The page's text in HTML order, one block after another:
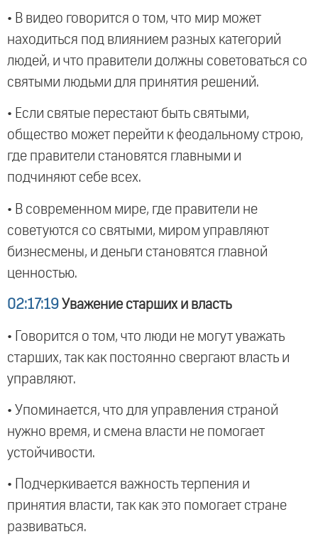
• В видео говорится о том, что мир может
находиться под влиянием разных категорий
людей, и что правители должны советоваться со
святыми людьми для принятия решений.
• Если святые перестают быть святыми,
общество может перейти к феодальному строю,
где правители становятся главными и
подчиняют себе всех.
• В современном мире, где правители не
советуются со святыми, миром управляют
бизнесмены, и деньги становятся главной
ценностью.
02:17:19 Уважение старших и власть
• Говорится о том, что люди не могут уважать
старших, так как постоянно свергают власть и
управляют.
• Упоминается, что для управления страной
нужно время, и смена власти не помогает
устойчивости.
• Подчеркивается важность терпения и
принятия власти, так как это помогает стране
развиваться.